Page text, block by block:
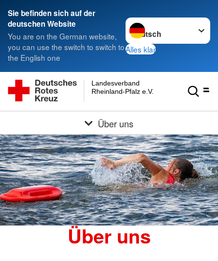
Sie befinden sich auf der
deutschen Website
You are on the German website,
you can use the switch to switch to
the English one
Sprache wechseln zu
Alles klar
Rheinland-Pfalz e.V.
Landesverband
Über uns
Über uns